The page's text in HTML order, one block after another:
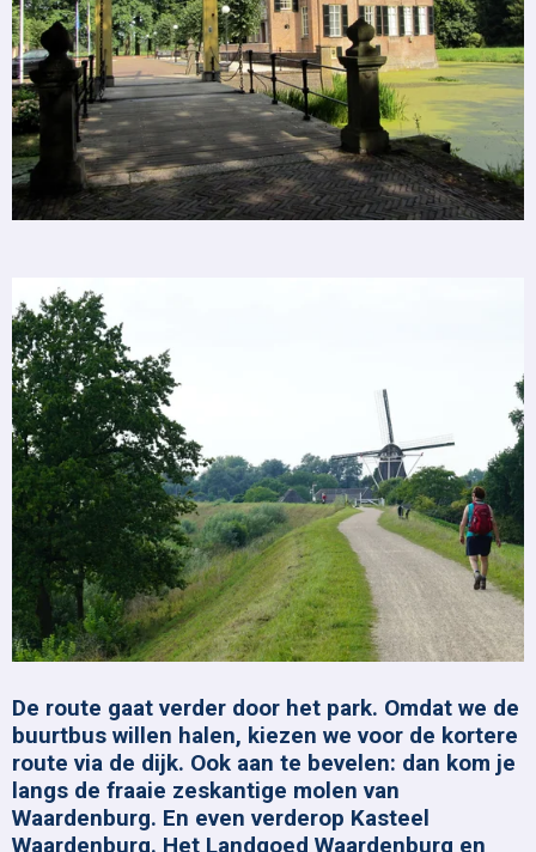
De route gaat verder door het park. Omdat we de
buurtbus willen halen, kiezen we voor de kortere
route via de dijk. Ook aan te bevelen: dan kom je
langs de fraaie zeskantige molen van
Waardenburg. En even verderop Kasteel
Waardenburg. Het Landgoed Waardenburg en